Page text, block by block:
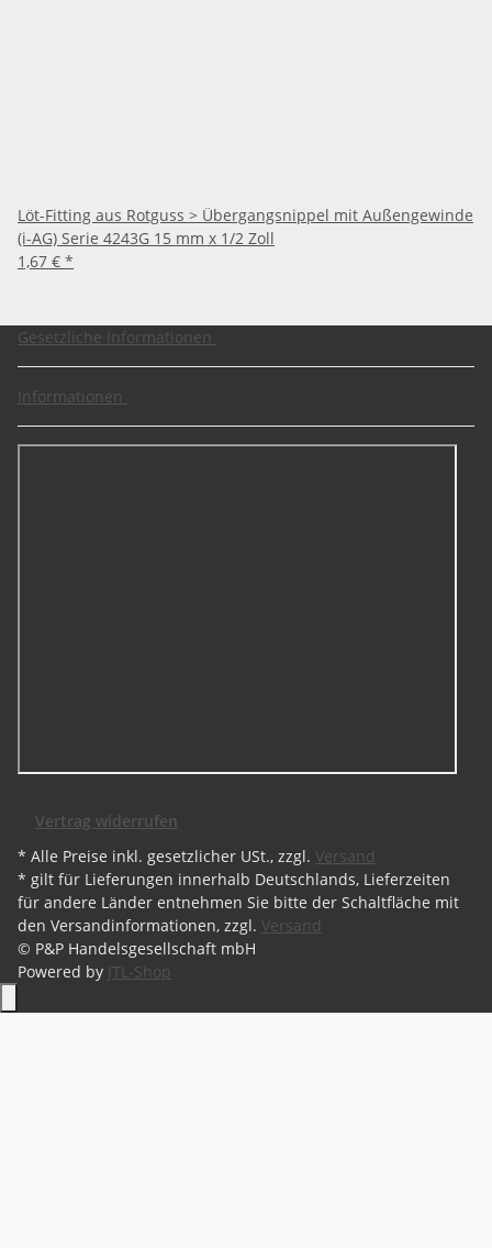
Löt-Fitting aus Rotguss > Übergangsnippel mit Außengewinde
(i-AG) Serie 4243G 15 mm x 1/2 Zoll
1,67 € *
Gesetzliche Informationen
Informationen
Vertrag widerrufen
* Alle Preise inkl. gesetzlicher USt., zzgl. Versand
* gilt für Lieferungen innerhalb Deutschlands, Lieferzeiten
für andere Länder entnehmen Sie bitte der Schaltfläche mit
den Versandinformationen, zzgl. Versand
© P&P Handelsgesellschaft mbH
Powered by JTL-Shop